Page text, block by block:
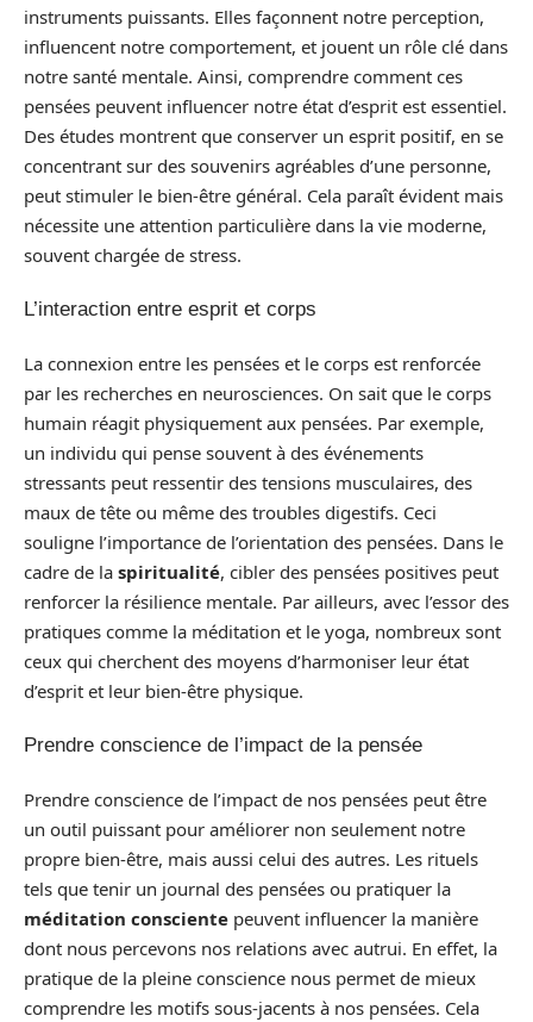
instruments puissants. Elles façonnent notre perception,
influencent notre comportement, et jouent un rôle clé dans
notre santé mentale. Ainsi, comprendre comment ces
pensées peuvent influencer notre état d’esprit est essentiel.
Des études montrent que conserver un esprit positif, en se
concentrant sur des souvenirs agréables d’une personne,
peut stimuler le bien-être général. Cela paraît évident mais
nécessite une attention particulière dans la vie moderne,
souvent chargée de stress.
L’interaction entre esprit et corps
La connexion entre les pensées et le corps est renforcée
par les recherches en neurosciences. On sait que le corps
humain réagit physiquement aux pensées. Par exemple,
un individu qui pense souvent à des événements
stressants peut ressentir des tensions musculaires, des
maux de tête ou même des troubles digestifs. Ceci
souligne l’importance de l’orientation des pensées. Dans le
cadre de la spiritualité, cibler des pensées positives peut
renforcer la résilience mentale. Par ailleurs, avec l’essor des
pratiques comme la méditation et le yoga, nombreux sont
ceux qui cherchent des moyens d’harmoniser leur état
d’esprit et leur bien-être physique.
Prendre conscience de l’impact de la pensée
Prendre conscience de l’impact de nos pensées peut être
un outil puissant pour améliorer non seulement notre
propre bien-être, mais aussi celui des autres. Les rituels
tels que tenir un journal des pensées ou pratiquer la
méditation consciente peuvent influencer la manière
dont nous percevons nos relations avec autrui. En effet, la
pratique de la pleine conscience nous permet de mieux
comprendre les motifs sous-jacents à nos pensées. Cela